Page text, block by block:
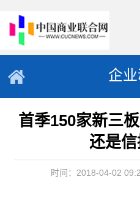
企
首季150家新三
还是
时间：2018-04-02